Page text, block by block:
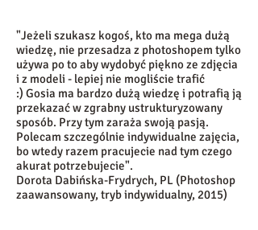
"Jeżeli szukasz kogoś, kto ma mega dużą
wiedzę, nie przesadza z photoshopem tylko
używa po to aby wydobyć piękno ze zdjęcia
i z modeli - lepiej nie mogliście trafić
:) Gosia ma bardzo dużą wiedzę i potrafią ją
przekazać w zgrabny ustrukturyzowany
sposób. Przy tym zaraża swoją pasją.
Polecam szczególnie indywidualne zajęcia,
bo wtedy razem pracujecie nad tym czego
akurat potrzebujecie".
Dorota Dabińska-Frydrych, PL (Photoshop
zaawansowany, tryb indywidualny, 2015)